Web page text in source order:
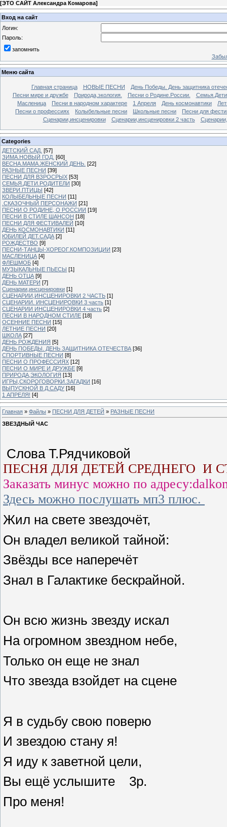
[ЭТО САЙТ Александра Комарова]
Вход на сайт
Логин:
Пароль:
запомнить
Меню сайта
Главная страница НОВЫЕ ПЕСНИ
День Победы. День защитника
Песни мире и дружбе
Природа,экология. Песни о Родине.России.
Масленица
Песни в народном характере 1 Апреля День космонавтики
Песни о профессиях
Колыбельные песни Школьные песни
Песни для
Сценарии,инсценировки
Сценарии,инсценировки 2 часть
Categories
ДЕТСКИЙ САД. [57]
ЗИМА.НОВЫЙ ГОД. [60]
ВЕСНА.МАМА.ЖЕНСКИЙ ДЕНЬ. [22]
РАЗНЫЕ ПЕСНИ [39]
ПЕСНИ ДЛЯ ВЗРОСРЫХ [53]
СЕМЬЯ.ДЕТИ.РОДИТЕЛИ [30]
ЗВЕРИ.ПТИЦЫ [42]
КОЛЫБЕЛЬНЫЕ ПЕСНИ [11]
.СКАЗОЧНЫЙ ПЕРСОНАЖИ [21]
ПЕСНИ О РОДИНЕ, О РОССИИ [19]
ПЕСНИ В СТИЛЕ ШАНСОН [18]
ПЕСНИ ДЛЯ ФЕСТИВАЛЕЙ [10]
ДЕНЬ КОСМОНАВТИКИ [11]
ЮБИЛЕЙ ДЕТ.САДА [2]
РОЖДЕСТВО [9]
ПЕСНИ-ТАНЦЫ-ХОРЕОГ.КОМПОЗИЦИИ [23]
МАСЛЕНИЦА [4]
ФЛЕШМОБ [4]
МУЗЫКАЛЬНЫЕ ПЬЕСЫ [1]
ДЕНЬ ОТЦА [9]
ДЕНЬ МАТЕРИ [7]
Сценарии,инсценировки [1]
СЦЕНАРИИ,ИНСЦЕНИРОВКИ 2 ЧАСТЬ [1]
СЦЕНАРИИ. ИНСЦЕНИРОВКИ 3 часть [1]
СЦЕНАРИИ ИНСЦЕНИРОВКИ 4 часть [2]
ПЕСНИ В НАРОДНОМ СТИЛЕ [18]
ОСЕННИЕ ПЕСНИ [15]
ЛЕТНИЕ ПЕСНИ [20]
ШКОЛА [27]
ДЕНЬ РОЖДЕНИЯ [5]
ДЕНЬ ПОБЕДЫ. ДЕНЬ ЗАЩИТНИКА ОТЕЧЕСТВА [36]
СПОРТИВНЫЕ ПЕСНИ [8]
ПЕСНИ О ПРОФЕССИЯХ [12]
ПЕСНИ О МИРЕ И ДРУЖБЕ [9]
ПРИРОДА,ЭКОЛОГИЯ [13]
ИГРЫ,СКОРОГОВОРКИ.ЗАГАДКИ [16]
ВЫПУСКНОЙ В Д.САДУ [16]
1 АПРЕЛЯ! [4]
Главная » Файлы » ПЕСНИ ДЛЯ ДЕТЕЙ » РАЗНЫЕ ПЕСНИ
ЗВЕЗДНЫЙ ЧАС
Слова Т.Рядчиковой
ПЕСНЯ ДЛЯ ДЕТЕЙ СРЕДНЕГО И
Заказать минус можно по
Здесь можно послушать мп3 плюс.
Жил на свете звездочёт,
Он владел великой тайной:
Звёзды все наперечёт
Знал в Галактике бескрайной.
Он всю жизнь звезду искал
На огромном звездном небе,
Только он еще не знал
Что звезда взойдет на сцене
Я в судьбу свою поверю
И звездою стану я!
Я иду к заветной цели,
Вы ещё услышите 3р.
Про меня!